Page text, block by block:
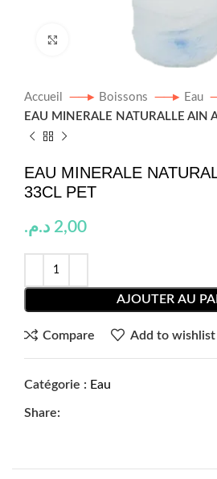
Click to enlarge
Accueil Boissons
Eau
EAU MINERALE NATURALLE AIN
EAU MINERALE
33CL PET
2,00 د.م.
AJOUTER AU
Compare Add to wishlist
Catégorie : Eau
Share: